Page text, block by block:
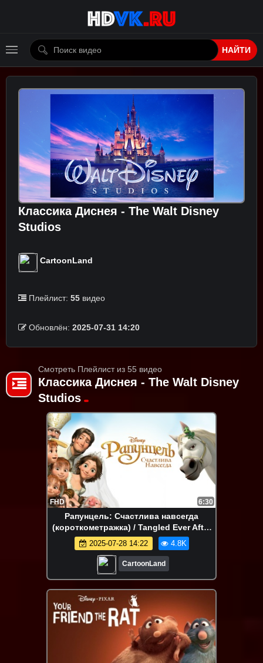
НАЙТИ
Классика Диснея - The Walt Disney
Studios
CartoonLand
Плейлист: 55 видео
Обновлён: 2025-07-31 14:20
Смотреть Плейлист из 55 видео
Классика Диснея - The Walt Disney
Studios
FHD 6:30
Рапунцель: Счастлива навсегда
(короткометражка) / Tangled Ever After
(США, 2012)
2025-07-28 14:22 4.8K
CartoonLand